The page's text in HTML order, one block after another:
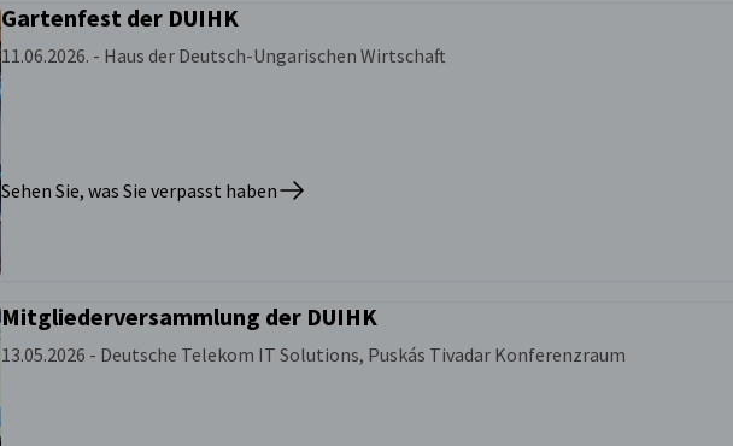
Gartenfest der DUIHK
11.06.2026. - Haus der Deutsch-Ungarischen Wirtschaft
Sehen Sie, was Sie verpasst haben
Mitgliederversammlung der DUIHK
13.05.2026 - Deutsche Telekom IT Solutions, Puskás Tivadar Konferenzraum